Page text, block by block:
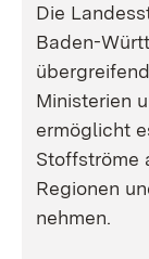
Die
Baden-
Ministerien
ermöglicht
Stoffströme
Regionen
nehmen.